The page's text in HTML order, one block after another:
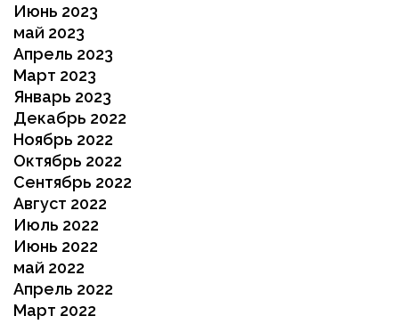
Июнь 2023
май 2023
Апрель 2023
Март 2023
Январь 2023
Декабрь 2022
Ноябрь 2022
Октябрь 2022
Сентябрь 2022
Август 2022
Июль 2022
Июнь 2022
май 2022
Апрель 2022
Март 2022